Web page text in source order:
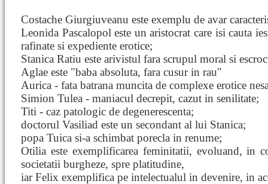
Costache Giurgiuveanu este exemplu de avar
Leonida Pascalopol este un aristocrat care isi cauta
rafinate si expediente erotice;
Stanica Ratiu este arivistul fara scrupul moral si
Aglae este "baba absoluta, fara cusur in rau"
Aurica - fata batrana muncita de complexe erotice
Simion Tulea - maniacul decrepit, cazut in senilitate;
Titi - caz patologic de degenerescenta;
doctorul Vasiliad este un secondant al lui Stanica;
popa Tuica si-a schimbat porecla in renume;
Otilia este exemplificarea feminitatii, evoluand, in
societatii burgheze, spre platitudine,
iar Felix exemplifica pe intelectualul in devenire, in